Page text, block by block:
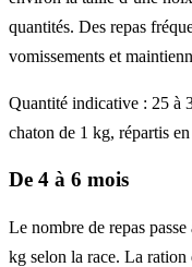
quantités. Des repas
vomissements et
Quantité indicative : 25 à
chaton de 1 kg, répartis
De 4 à 6 mois
Le nombre de repas
kg selon la race. La ration